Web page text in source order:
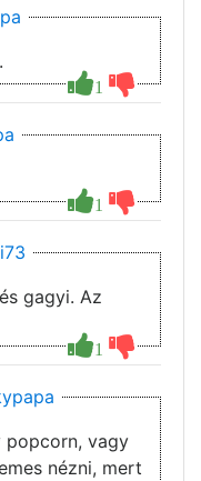
1
1
1
gagyi. Az
popcorn, vagy
nézni, mert